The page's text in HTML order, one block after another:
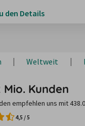
den Details
Weltweit
Kunden
empfehlen uns mit
4,5 /5